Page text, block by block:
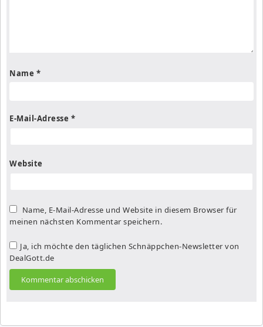
Name *
E-Mail-Adresse *
Website
Name, E-Mail-Adresse und Website in diesem Browser für
meinen nächsten Kommentar speichern.
Ja, ich möchte den täglichen Schnäppchen-Newsletter von
DealGott.de